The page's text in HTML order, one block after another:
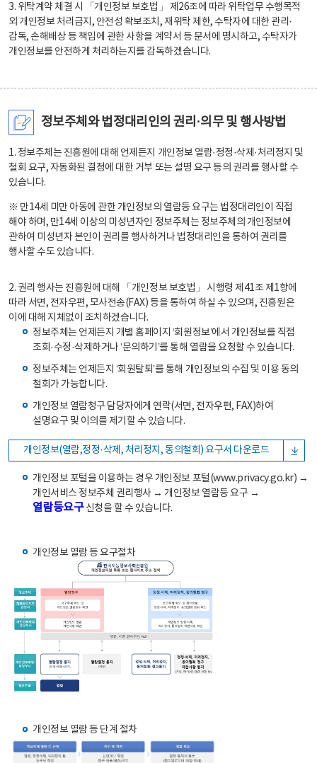
3. 위탁계약 체결 시 「개인정보 보호법」 제26조에 따라 위탁업무 수행목적
외 개인정보 처리금지, 안전성 확보조치, 재위탁 제한, 수탁자에 대한 관리·
감독, 손해배상 등 책임에 관한 사항을 계약서 등 문서에 명시하고, 수탁자가
개인정보를 안전하게 처리하는지를 감독하겠습니다.
정보주체와 법정대리인의 권리·의무 및 행사방법
1. 정보주체는 진흥원에 대해 언제든지 개인정보 열람·정정·삭제·처리정지 및
철회 요구, 자동화된 결정에 대한 거부 또는 설명 요구 등의 권리를 행사할 수
있습니다.
※ 만14세 미만 아동에 관한 개인정보의 열람등 요구는 법정대리인이 직접
해야 하며, 만14세 이상의 미성년자인 정보주체는 정보주체의 개인정보에
관하여 미성년자 본인이 권리를 행사하거나 법정대리인을 통하여 권리를
행사할 수도 있습니다.
2. 권리 행사는 진흥원에 대해 「개인정보 보호법」 시행령 제41조 제1항에
따라 서면, 전자우편, 모사전송(FAX) 등을 통하여 하실 수 있으며, 진흥원은
이에 대해 지체없이 조치하겠습니다.
정보주체는 언제든지 개별 홈페이지 ‘회원정보’에서 개인정보를 직접
조회·수정·삭제하거나 ‘문의하기’를 통해 열람을 요청할 수 있습니다.
정보주체는 언제든지 ‘회원탈퇴’를 통해 개인정보의 수집 및 이용 동의
철회가 가능합니다.
개인정보 열람청구 담당자에게 연락(서면, 전자우편, FAX)하여
설명요구 및 이의를 제기할 수 있습니다.
개인정보(열람,정정·삭제, 처리정지, 동의철회) 요구서 다운로드
개인정보 포털을 이용하는 경우 개인정보 포털(www.privacy.go.kr) →
개인서비스 정보주체 권리행사 → 개인정보 열람등 요구 →
열람등요구신청을 할 수 있습니다.
개인정보 열람 등 요구절차
개인정보 열람 등 단계 절차